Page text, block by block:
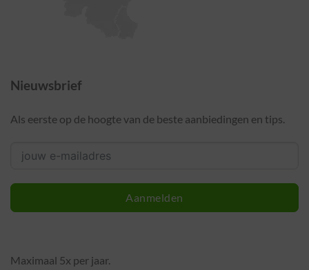
Nieuwsbrief
Als eerste op de hoogte van de beste aanbiedingen en tips.
Aanmelden
Maximaal 5x per jaar.